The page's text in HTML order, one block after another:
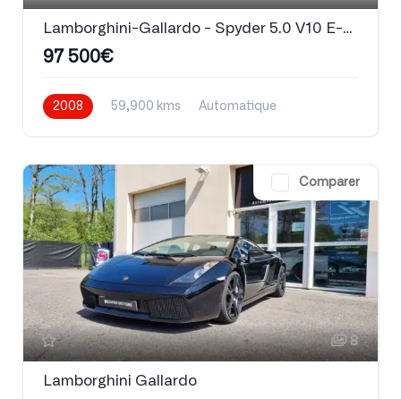
Lamborghini-Gallardo - Spyder 5.0 V10 E-Gear
97 500€
2008 59,900 kms
Automatique
Comparer
8
Lamborghini Gallardo